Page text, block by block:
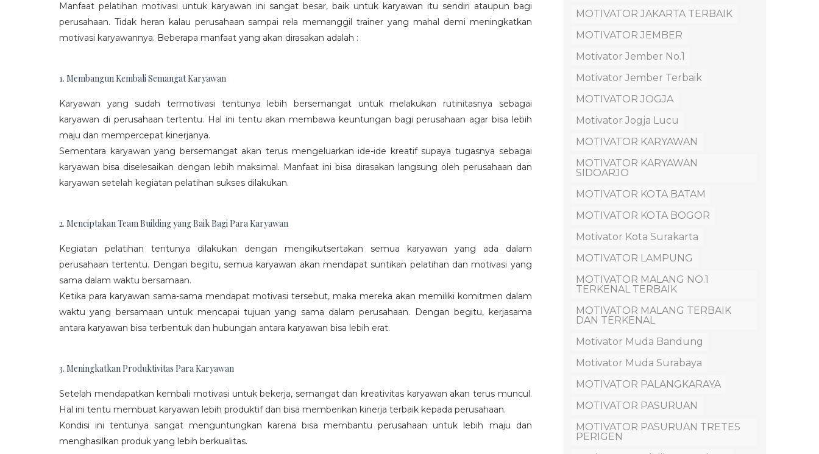
Manfaat pelatihan motivasi untuk karyawan ini sangat besar, baik untuk karyawan itu sendiri ataupun bagi
perusahaan. Tidak heran kalau perusahaan sampai rela memanggil trainer yang mahal demi meningkatkan
motivasi karyawannya. Beberapa manfaat yang akan dirasakan adalah :
1. Membangun Kembali Semangat Karyawan
Karyawan yang sudah termotivasi tentunya lebih bersemangat untuk melakukan rutinitasnya sebagai
karyawan di perusahaan tertentu. Hal ini tentu akan membawa keuntungan bagi perusahaan agar bisa lebih
maju dan mempercepat kinerjanya.
Sementara karyawan yang bersemangat akan terus mengeluarkan ide-ide kreatif supaya tugasnya sebagai
karyawan bisa diselesaikan dengan lebih maksimal. Manfaat ini bisa dirasakan langsung oleh perusahaan dan
karyawan setelah kegiatan pelatihan sukses dilakukan.
2. Menciptakan Team Building yang Baik Bagi Para Karyawan
Kegiatan pelatihan tentunya dilakukan dengan mengikutsertakan semua karyawan yang ada dalam
perusahaan tertentu. Dengan begitu, semua karyawan akan mendapat suntikan pelatihan dan motivasi yang
sama dalam waktu bersamaan.
Ketika para karyawan sama-sama mendapat motivasi tersebut, maka mereka akan memiliki komitmen dalam
waktu yang bersamaan untuk mencapai tujuan yang sama dalam perusahaan. Dengan begitu, kerjasama
antara karyawan bisa terbentuk dan hubungan antara karyawan bisa lebih erat.
3. Meningkatkan Produktivitas Para Karyawan
Setelah mendapatkan kembali motivasi untuk bekerja, semangat dan kreativitas karyawan akan terus muncul.
Hal ini tentu membuat karyawan lebih produktif dan bisa memberikan kinerja terbaik kepada perusahaan.
Kondisi ini tentunya sangat menguntungkan karena bisa membantu perusahaan untuk lebih maju dan
menghasilkan produk yang lebih berkualitas.
MOTIVATOR JAKARTA TERBAIK
MOTIVATOR JEMBER
Motivator Jember No.1
Motivator Jember Terbaik
MOTIVATOR JOGJA
Motivator Jogja Lucu
MOTIVATOR KARYAWAN
MOTIVATOR KARYAWAN
SIDOARJO
MOTIVATOR KOTA BATAM
MOTIVATOR KOTA BOGOR
Motivator Kota Surakarta
MOTIVATOR LAMPUNG
MOTIVATOR MALANG NO.1
TERKENAL TERBAIK
MOTIVATOR MALANG TERBAIK
DAN TERKENAL
Motivator Muda Bandung
Motivator Muda Surabaya
MOTIVATOR PALANGKARAYA
MOTIVATOR PASURUAN
MOTIVATOR PASURUAN TRETES
PERIGEN